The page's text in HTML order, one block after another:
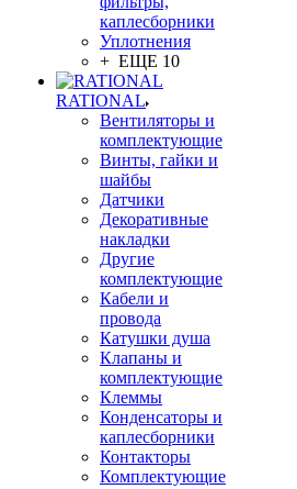
каплесборники
Уплотнения
+ ЕЩЕ 10
RATIONAL
Вентиляторы и
комплектующие
Винты, гайки и
шайбы
Датчики
Декоративные
накладки
Другие
комплектующие
Кабели и
провода
Катушки душа
Клапаны и
комплектующие
Клеммы
Конденсаторы и
каплесборники
Контакторы
Комплектующие